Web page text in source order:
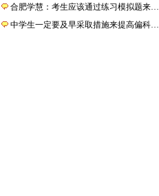
合肥学慧：考生应该通过练习模拟题来…
中学生一定要及早采取措施来提高偏科…